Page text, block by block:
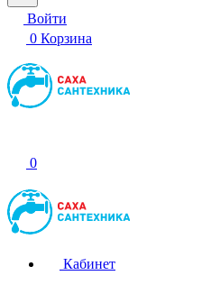
Войти
0 Корзина
0
Кабинет